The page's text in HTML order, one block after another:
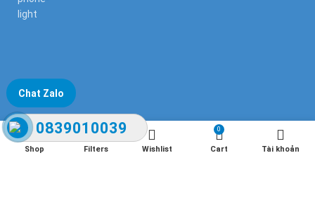
Chat Zalo
0839010039
Shop Filters Wishlist
0
Cart Tài khoản